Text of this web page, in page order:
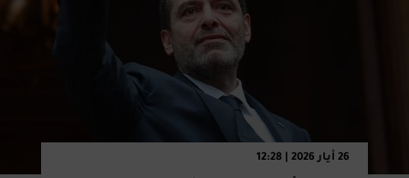
26 أيار 2026 | 12:28